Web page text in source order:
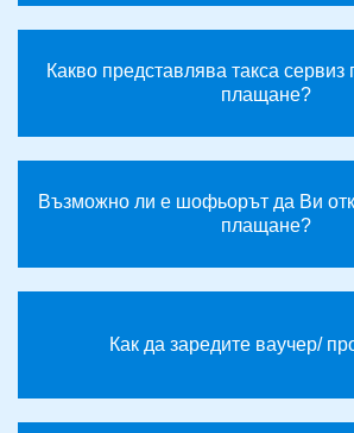
Какво представлява такса сервиз
плащане?
Възможно ли е шофьорът да Ви
плащане?
Как да заредите ваучер/